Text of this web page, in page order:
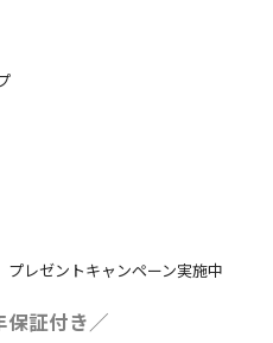
レゼントキャンペーン実施中
保証付き／